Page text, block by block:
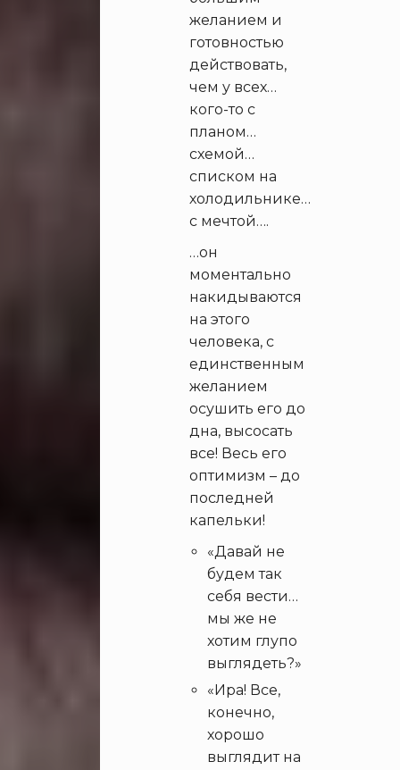
желанием и
готовностью
действовать,
чем у всех…
кого-то с
планом…
схемой…
списком на
холодильнике…
с мечтой….
…он
моментально
накидываются
на этого
человека, с
единственным
желанием
осушить его до
дна, высосать
все! Весь его
оптимизм – до
последней
капельки!
«Давай не
будем так
себя вести…
мы же не
хотим глупо
выглядеть?»
«Ира! Все,
конечно,
хорошо
выглядит на